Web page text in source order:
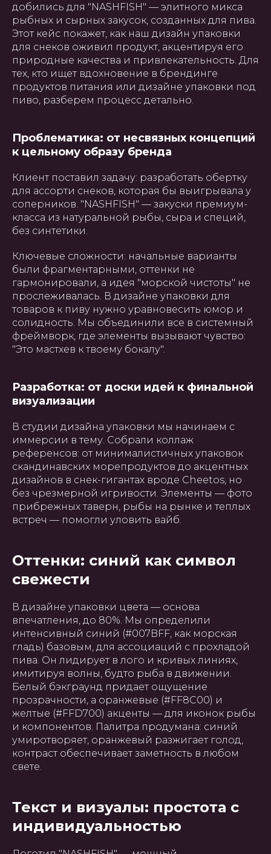
добились для "NASHFISH" — элитного микса
рыбных и сырных закусок, созданных для пива.
Этот кейс покажет, как наш дизайн упаковки
для снеков оживил продукт, акцентируя его
природные качества и привлекательность. Для
тех, кто ищет вдохновение в брендинге
продуктов питания или дизайне упаковки под
пиво, разберем процесс детально.
Проблематика: от несвязных концепций
к цельному образу бренда
Клиент поставил задачу: разработать обертку
для ассорти снеков, которая бы выигрывала у
соперников. "NASHFISH" — закуски премиум-
класса из натуральной рыбы, сыра и специй,
без синтетики.
Ключевые сложности: начальные варианты
были фрагментарными, оттенки не
гармонировали, а идея "морской чистоты" не
прослеживалась. В дизайне упаковки для
товаров к пиву нужно уравновесить юмор и
солидность. Мы объединили все в системный
фреймворк, где элементы вызывают чувство:
"Это мастхев к твоему бокалу".
Разработка: от доски идей к финальной
визуализации
В студии дизайна упаковки мы начинаем с
иммерсии в тему. Собрали коллаж
референсов: от минималистичных упаковок
скандинавских морепродуктов до акцентных
дизайнов в снек-гигантах вроде Cheetos, но
без чрезмерной игривости. Элементы — фото
прибрежных таверн, рыбы на рынке и теплых
встреч — помогли уловить вайб.
Оттенки: синий как символ
свежести
В дизайне упаковки цвета — основа
впечатления, до 80%. Мы определили
интенсивный синий (#007BFF, как морская
гладь) базовым, для ассоциаций с прохладой
пива. Он лидирует в лого и кривых линиях,
имитируя волны, будто рыба в движении.
Белый бэкграунд придает ощущение
прозрачности, а оранжевые (#FF8C00) и
желтые (#FFD700) акценты — для иконок рыбы
и компонентов. Палитра продумана: синий
умиротворяет, оранжевый разжигает голод,
контраст обеспечивает заметность в любом
свете.
Текст и визуалы: простота с
индивидуальностью